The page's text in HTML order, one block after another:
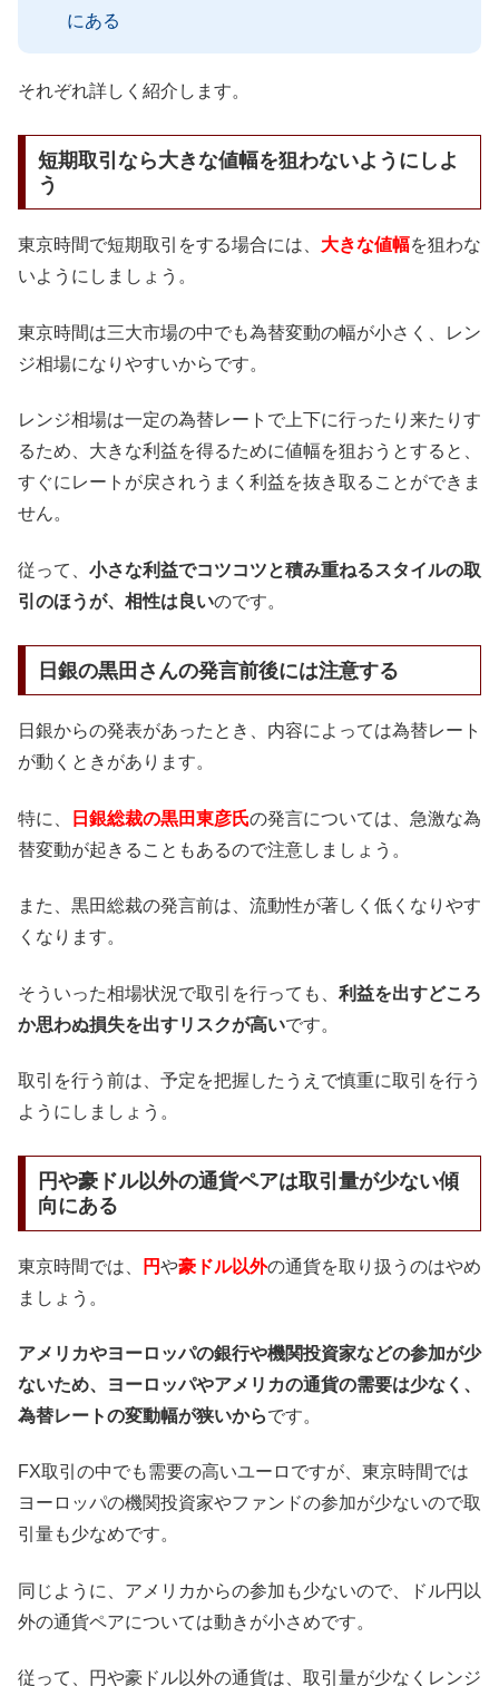
にある
それぞれ詳しく紹介します。
短期取引なら大きな値幅を狙わないようにしよ
う
東京時間で短期取引をする場合には、 大きな値幅を狙わな
いようにしましょう。
東京時間は三大市場の中でも為替変動の幅が小さく、レン
ジ相場になりやすいからです。
レンジ相場は一定の為替レートで上下に行ったり来たりす
るため、大きな利益を得るために値幅を狙おうとすると、
すぐにレートが戻されうまく利益を抜き取ることができま
せん。
従って、 小さな利益でコツコツと積み重ねるスタイルの取
引のほうが、相性は良いのです。
日銀の黒田さんの発言前後には注意する
日銀からの発表があったとき、内容によっては為替レート
が動くときがあります。
特に、 日銀総裁の黒田東彦氏の発言については、急激な為
替変動が起きることもあるので注意しましょう。
また、黒田総裁の発言前は、流動性が著しく低くなりやす
くなります。
そういった相場状況で取引を行っても、 利益を出すどころ
か思わぬ損失を出すリスクが高いです。
取引を行う前は、予定を把握したうえで慎重に取引を行う
ようにしましょう。
円や豪ドル以外の通貨ペアは取引量が少ない傾
向にある
東京時間では、 円や豪ドル以外の通貨を取り扱うのはやめ
ましょう。
アメリカやヨーロッパの銀行や機関投資家などの参加が少
ないため、ヨーロッパやアメリカの通貨の需要は少なく、
為替レートの変動幅が狭いからです。
FX取引の中でも需要の高いユーロですが、東京時間では
ヨーロッパの機関投資家やファンドの参加が少ないので取
引量も少なめです。
同じように、アメリカからの参加も少ないので、ドル円以
外の通貨ペアについては動きが小さめです。
従って、円や豪ドル以外の通貨は、取引量が少なくレンジ